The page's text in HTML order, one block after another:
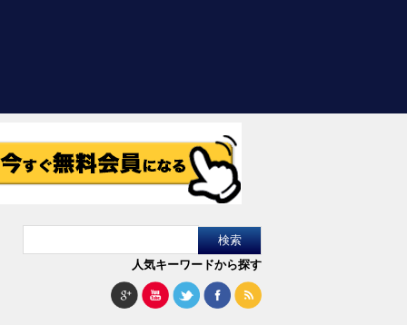
人気キーワードから探す